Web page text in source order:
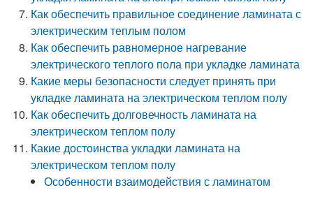
Как обеспечить правильное соединение ламината с
электрическим теплым полом
Как обеспечить равномерное нагревание
электрического теплого пола при укладке ламината
Какие меры безопасности следует принять при
укладке ламината на электрическом теплом полу
Как обеспечить долговечность ламината на
электрическом теплом полу
Какие достоинства укладки ламината на
электрическом теплом полу
Особенности взаимодействия с ламинатом